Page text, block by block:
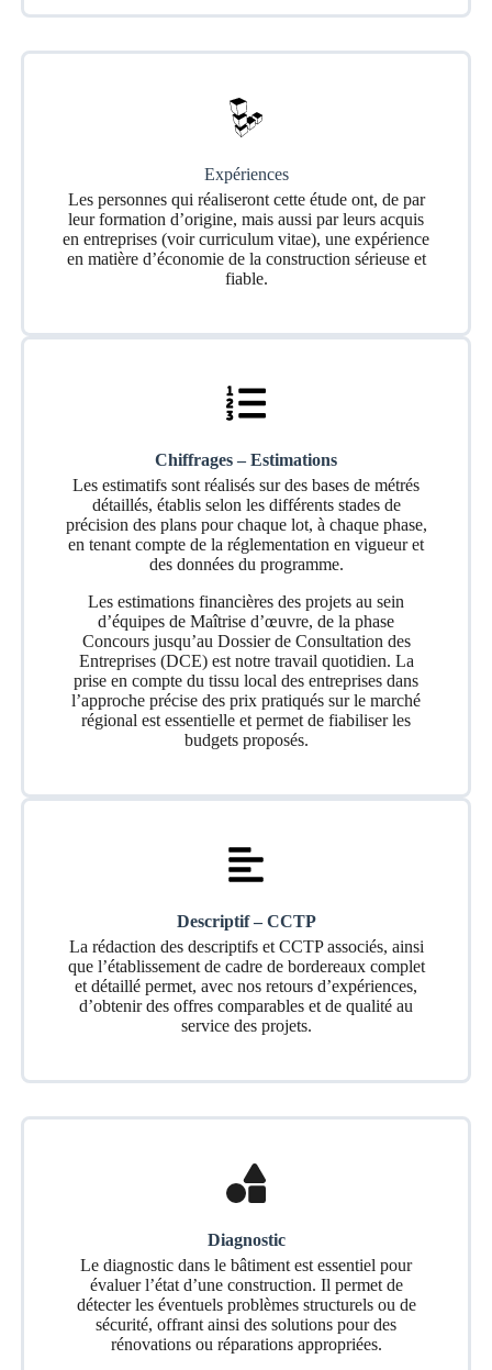
Expériences
Les personnes qui réaliseront cette étude ont, de par
leur formation d’origine, mais aussi par leurs acquis
en entreprises (voir curriculum vitae), une expérience
en matière d’économie de la construction sérieuse et
fiable.
Chiffrages – Estimations
Les estimatifs sont réalisés sur des bases de métrés
détaillés, établis selon les différents stades de
précision des plans pour chaque lot, à chaque phase,
en tenant compte de la réglementation en vigueur et
des données du programme.
Les estimations financières des projets au sein
d’équipes de Maîtrise d’œuvre, de la phase
Concours jusqu’au Dossier de Consultation des
Entreprises (DCE) est notre travail quotidien. La
prise en compte du tissu local des entreprises dans
l’approche précise des prix pratiqués sur le marché
régional est essentielle et permet de fiabiliser les
budgets proposés.
Descriptif – CCTP
La rédaction des descriptifs et CCTP associés, ainsi
que l’établissement de cadre de bordereaux complet
et détaillé permet, avec nos retours d’expériences,
d’obtenir des offres comparables et de qualité au
service des projets.
Diagnostic
Le diagnostic dans le bâtiment est essentiel pour
évaluer l’état d’une construction. Il permet de
détecter les éventuels problèmes structurels ou de
sécurité, offrant ainsi des solutions pour des
rénovations ou réparations appropriées.